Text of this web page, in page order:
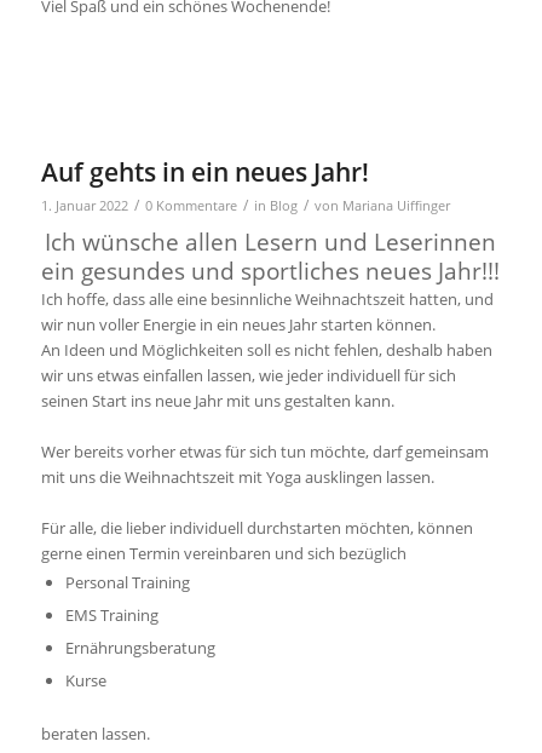
Viel Spaß und ein schönes Wochenende!
Auf gehts in ein neues Jahr!
1. Januar 2022 / 0 Kommentare / in Blog / von Mariana Uiffinger
Ich wünsche allen Lesern und Leserinnen
ein gesundes und sportliches neues Jahr!!!
Ich hoffe, dass alle eine besinnliche Weihnachtszeit hatten, und
wir nun voller Energie in ein neues Jahr starten können.
An Ideen und Möglichkeiten soll es nicht fehlen, deshalb haben
wir uns etwas einfallen lassen, wie jeder individuell für sich
seinen Start ins neue Jahr mit uns gestalten kann.
Wer bereits vorher etwas für sich tun möchte, darf gemeinsam
mit uns die Weihnachtszeit mit Yoga ausklingen lassen.
Für alle, die lieber individuell durchstarten möchten, können
gerne einen Termin vereinbaren und sich bezüglich
Personal Training
EMS Training
Ernährungsberatung
Kurse
beraten lassen.